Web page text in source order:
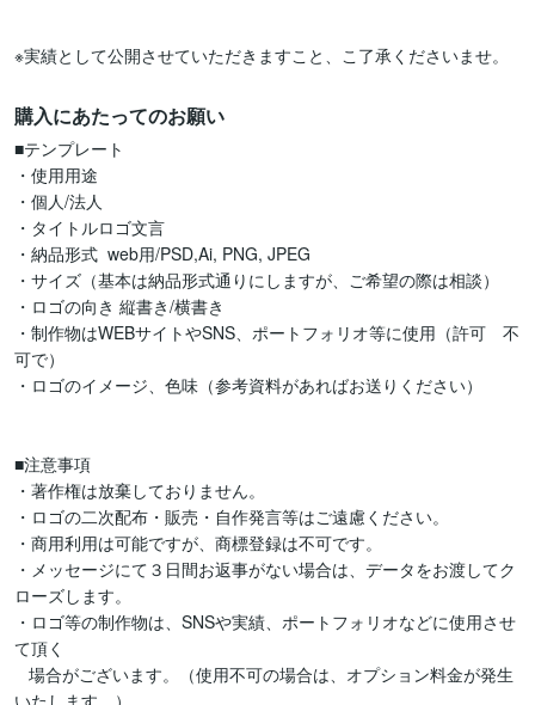
※実績として公開させていただきますこと、こ了承くださいませ。
購入にあたってのお願い
■テンプレート
・使用用途
・個人/法人
・タイトルロゴ文言
・納品形式  web用/PSD,Ai, PNG, JPEG
・サイズ（基本は納品形式通りにしますが、ご希望の際は相談）
・ロゴの向き 縦書き/横書き
・制作物はWEBサイトやSNS、ポートフォリオ等に使用（許可　不
可で）
・ロゴのイメージ、色味（参考資料があればお送りください）
■注意事項
・著作権は放棄しておりません。
・ロゴの二次配布・販売・自作発言等はご遠慮ください。
・商用利用は可能ですが、商標登録は不可です。
・メッセージにて３日間お返事がない場合は、データをお渡してク
ローズします。
・ロゴ等の制作物は、SNSや実績、ポートフォリオなどに使用させ
て頂く